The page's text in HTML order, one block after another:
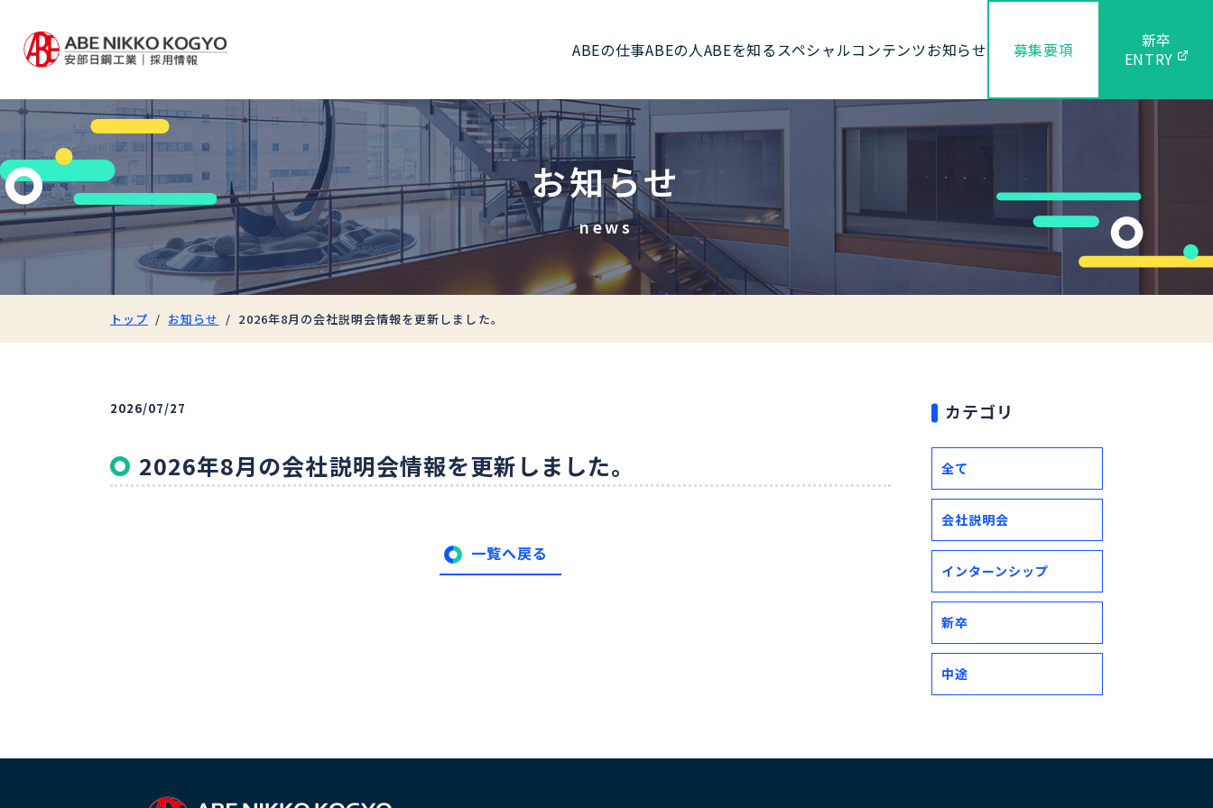
ABEの仕事ABEの人ABEを知るスペシャルコンテンツお知らせ 募集要項
新卒
ENTRY
お知らせ
news
トップ お知らせ 2026年8月の会社説明会情報を更新しました。
2026/07/27
2026年8月の会社説明会情報を更新しました。
一覧へ戻る
カテゴリ
全て
会社説明会
インターンシップ
新卒
中途